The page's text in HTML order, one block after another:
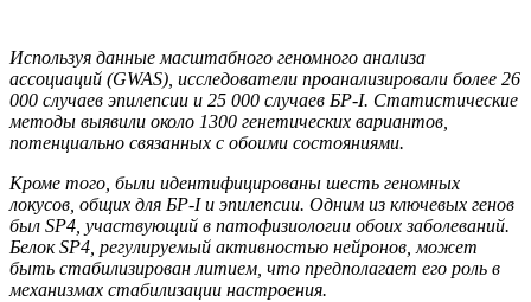
Используя данные масштабного геномного анализа
ассоциаций (GWAS), исследователи проанализировали более 26
000 случаев эпилепсии и 25 000 случаев БР-I. Статистические
методы выявили около 1300 генетических вариантов,
потенциально связанных с обоими состояниями.
Кроме того, были идентифицированы шесть геномных
локусов, общих для БР-I и эпилепсии. Одним из ключевых генов
был SP4, участвующий в патофизиологии обоих заболеваний.
Белок SP4, регулируемый активностью нейронов, может
быть стабилизирован литием, что предполагает его роль в
механизмах стабилизации настроения.